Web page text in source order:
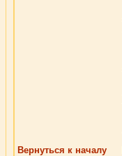
Вернуться к началу